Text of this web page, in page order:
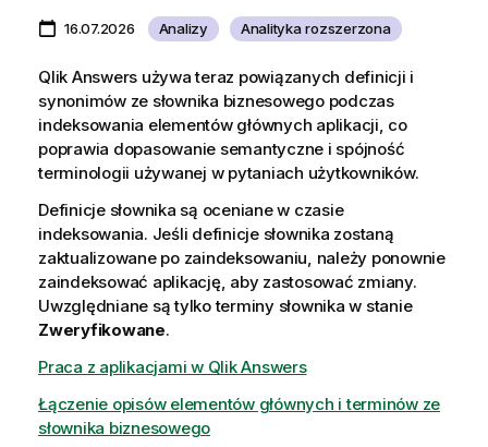
16.07.2026 Analizy Analityka rozszerzona
Qlik Answers używa teraz powiązanych definicji i
synonimów ze słownika biznesowego podczas
indeksowania elementów głównych aplikacji, co
poprawia dopasowanie semantyczne i spójność
terminologii używanej w pytaniach użytkowników.
Definicje słownika są oceniane w czasie
indeksowania. Jeśli definicje słownika zostaną
zaktualizowane po zaindeksowaniu, należy ponownie
zaindeksować aplikację, aby zastosować zmiany.
Uwzględniane są tylko terminy słownika w stanie
Zweryfikowane.
Praca z aplikacjami w Qlik Answers
Łączenie opisów elementów głównych i terminów ze
słownika biznesowego